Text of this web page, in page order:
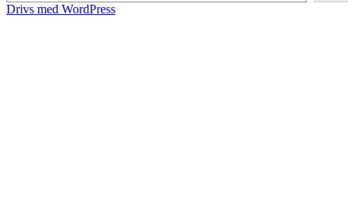
Drivs med WordPress